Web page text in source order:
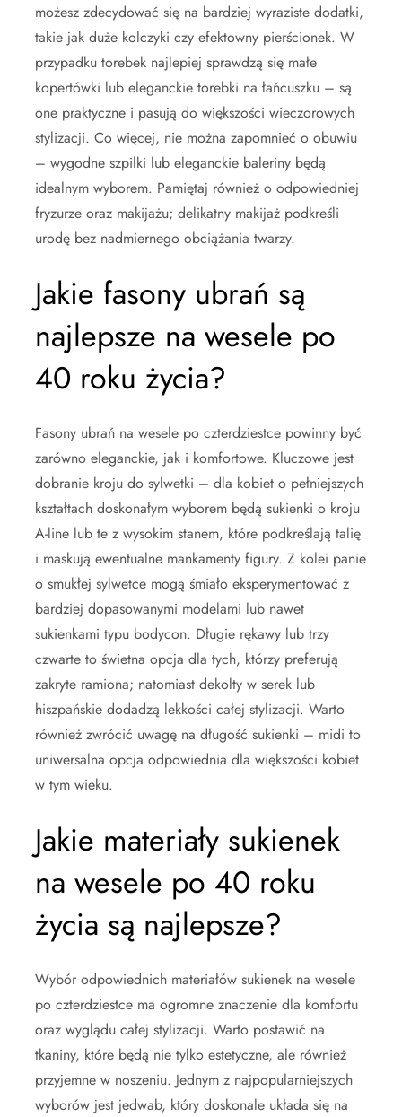
możesz zdecydować się na bardziej wyraziste dodatki,
takie jak duże kolczyki czy efektowny pierścionek. W
przypadku torebek najlepiej sprawdzą się małe
kopertówki lub eleganckie torebki na łańcuszku – są
one praktyczne i pasują do większości wieczorowych
stylizacji. Co więcej, nie można zapomnieć o obuwiu
– wygodne szpilki lub eleganckie baleriny będą
idealnym wyborem. Pamiętaj również o odpowiedniej
fryzurze oraz makijażu; delikatny makijaż podkreśli
urodę bez nadmiernego obciążania twarzy.
Jakie fasony ubrań są
najlepsze na wesele po
40 roku życia?
Fasony ubrań na wesele po czterdziestce powinny być
zarówno eleganckie, jak i komfortowe. Kluczowe jest
dobranie kroju do sylwetki – dla kobiet o pełniejszych
kształtach doskonałym wyborem będą sukienki o kroju
A-line lub te z wysokim stanem, które podkreślają talię
i maskują ewentualne mankamenty figury. Z kolei panie
o smukłej sylwetce mogą śmiało eksperymentować z
bardziej dopasowanymi modelami lub nawet
sukienkami typu bodycon. Długie rękawy lub trzy
czwarte to świetna opcja dla tych, którzy preferują
zakryte ramiona; natomiast dekolty w serek lub
hiszpańskie dodadzą lekkości całej stylizacji. Warto
również zwrócić uwagę na długość sukienki – midi to
uniwersalna opcja odpowiednia dla większości kobiet
w tym wieku.
Jakie materiały sukienek
na wesele po 40 roku
życia są najlepsze?
Wybór odpowiednich materiałów sukienek na wesele
po czterdziestce ma ogromne znaczenie dla komfortu
oraz wyglądu całej stylizacji. Warto postawić na
tkaniny, które będą nie tylko estetyczne, ale również
przyjemne w noszeniu. Jednym z najpopularniejszych
wyborów jest jedwab, który doskonale układa się na